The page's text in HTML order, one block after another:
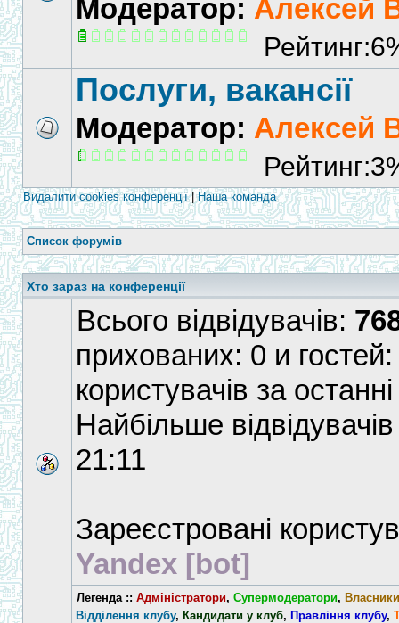
Модератор: Алексей
Послуги, вакансії
Модератор: Алексей
Видалити cookies конференції|Наша команда
Список форумів
Хто зараз на конференції
Всього відвідувачів:
прихованих: 0 и
користувачів за
Найбільше
21:11
Зареєстровані
Yandex [bot]
Легенда :: Адміністратори, Супермодератори,
Відділення клубу, Кандидати у клуб, Правління клубу,